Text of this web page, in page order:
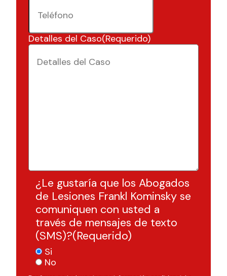
Detalles del Caso(Requerido)
¿Le gustaría que los Abogados
de Lesiones Frankl Kominsky se
comuniquen con usted a
través de mensajes de texto
(SMS)?(Requerido)
Si
No